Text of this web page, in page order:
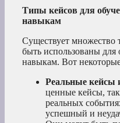
Типы кейсов для
навыкам
Существует множество
быть использованы
навыкам. Вот
Реальные кейсы
ценные кейсы,
реальных
успешный и